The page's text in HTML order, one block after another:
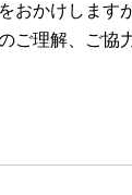
おかけします
ご理解、ご協